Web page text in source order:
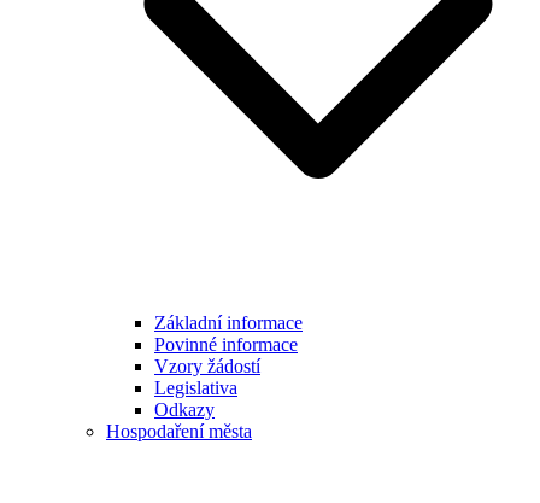
Základní informace
Povinné informace
Vzory žádostí
Legislativa
Odkazy
Hospodaření města